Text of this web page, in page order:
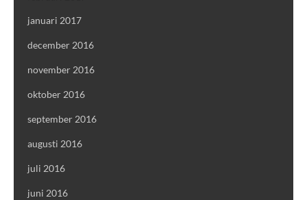
januari 2017
december 2016
november 2016
oktober 2016
september 2016
augusti 2016
juli 2016
juni 2016